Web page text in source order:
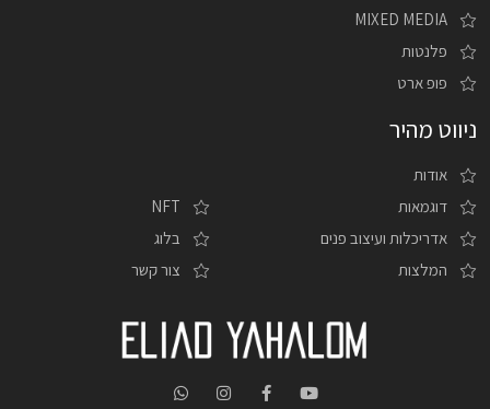
MIXED MEDIA
פלנטות
פופ ארט
ניווט מהיר
אודות
דוגמאות
אדריכלות ועיצוב פנים
המלצות
NFT
בלוג
צור קשר